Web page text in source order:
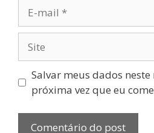
mail
Salvar meus dados
próxima vez que eu